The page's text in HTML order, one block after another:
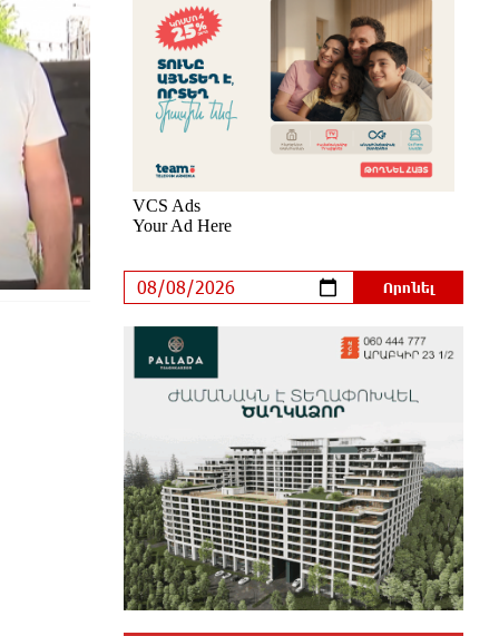
Ռուսաստանի դեմ հարվшծները
կառավարելու համար
15 րոպե առաջ
Երևանում և մարզերում
էլեկտրաէներգիայի
ընդհատումներ կլինեն
փորձել ինքնասպան լինել
23 րոպե առաջ
ԵԱՏՄ֊ն չի ուզում, որ իր
միջոցներով զարգանա
Հայաստանի տնտեսությունը ու
40 րոպե առաջ
ԱՄՆ վերաքննիչ դատարանը
արգելափակել է Թրամփի 400
միլիոն դոլար արժողությամբ
Սպիտակ տան պարահանդեսային դահլիճի
նախագիծը